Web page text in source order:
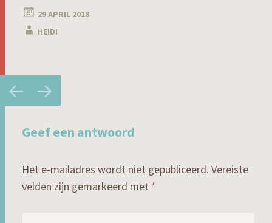
29 APRIL 2018
HEIDI
Berichtnavigatie
Geef een antwoord
Het e-mailadres wordt niet gepubliceerd. Vereiste
velden zijn gemarkeerd met *